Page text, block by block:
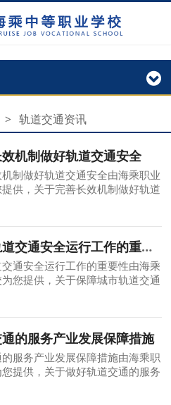
> 轨道交通资讯
机制做好轨道交通安全
制做好轨道交通安全由海乘职业
供，关于完善长效机制做好轨道
机制做好轨道交通安全
保障城市轨道交通安全运行工作的重要性
通安全运行工作的重要性由海乘
您提供，关于保障城市轨道交通
帮助，请阅读保障城市轨道交通
重要性
的服务产业发展保障措施
服务产业发展保障措施由海乘职
提供，关于做好轨道交通的服务